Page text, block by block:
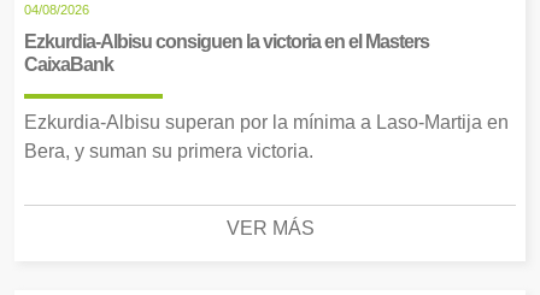
04/08/2026
Ezkurdia-Albisu consiguen la victoria en el Masters
CaixaBank
Ezkurdia-Albisu superan por la mínima a Laso-Martija en
Bera, y suman su primera victoria.
VER MÁS